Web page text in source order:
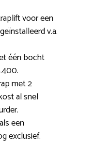
voor een
v.a.
één bocht
met 2
al snel
een
exclusief.